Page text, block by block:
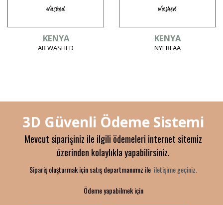
KENYA
AB WASHED
KENYA
NYERI AA
3D Güvenli Ödeme Sistemi
Mevcut siparişiniz ile ilgili ödemeleri internet sitemiz
üzerinden kolaylıkla yapabilirsiniz.
Sipariş oluşturmak için satış departmanımız ile iletişime geçiniz.
Ödeme yapabilmek için